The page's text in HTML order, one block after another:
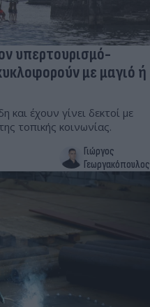
υπερτουρισμό-
με μαγιό ή
και έχουν γίνει δεκτοί με
τοπικής κοινωνίας.
Γιώργος
Γεωργακόπουλος